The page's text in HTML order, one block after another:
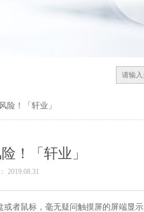
险！「轩业」
！「轩业」
2019.08.31
者鼠标，毫无疑问触摸屏的屏端显示